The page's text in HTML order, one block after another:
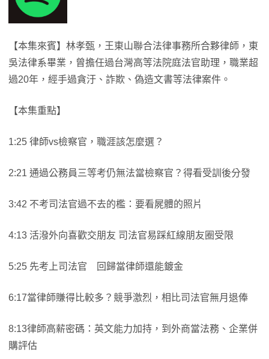
【本集來賓】林孝甄，王東山聯合法律事務所合夥律師，東
吳法律系畢業，曾擔任過台灣高等法院庭法官助理，職業超
過20年，經手過貪汙、詐欺、偽造文書等法律案件。
【本集重點】
1:25 律師vs檢察官，職涯該怎麼選？
2:21 通過公務員三等考仍無法當檢察官？得看受訓後分發
3:42 不考司法官過不去的檻：要看屍體的照片
4:13 活潑外向喜歡交朋友 司法官易踩紅線朋友圈受限
5:25 先考上司法官 回歸當律師還能鍍金
6:17當律師賺得比較多？競爭激烈，相比司法官無月退俸
8:13律師高薪密碼：英文能力加持，到外商當法務、企業併
購評估